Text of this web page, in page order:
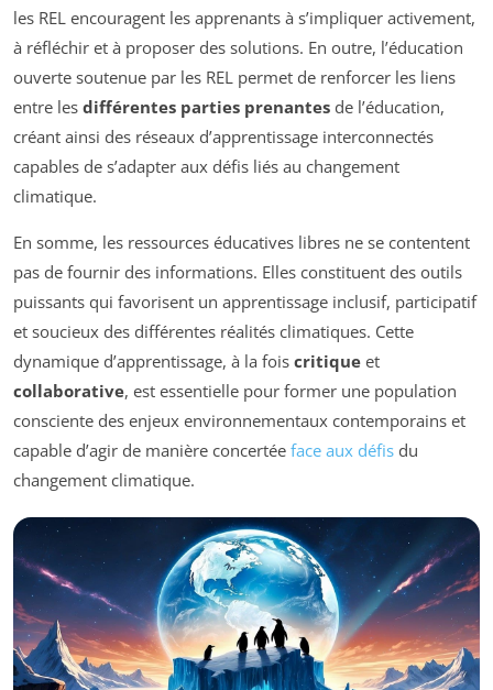
les REL encouragent les apprenants à s’impliquer activement,
à réfléchir et à proposer des solutions. En outre, l’éducation
ouverte soutenue par les REL permet de renforcer les liens
entre les différentes parties prenantes de l’éducation,
créant ainsi des réseaux d’apprentissage interconnectés
capables de s’adapter aux défis liés au changement
climatique.
En somme, les ressources éducatives libres ne se contentent
pas de fournir des informations. Elles constituent des outils
puissants qui favorisent un apprentissage inclusif, participatif
et soucieux des différentes réalités climatiques. Cette
dynamique d’apprentissage, à la fois critique et
collaborative, est essentielle pour former une population
consciente des enjeux environnementaux contemporains et
capable d’agir de manière concertée face aux défis du
changement climatique.